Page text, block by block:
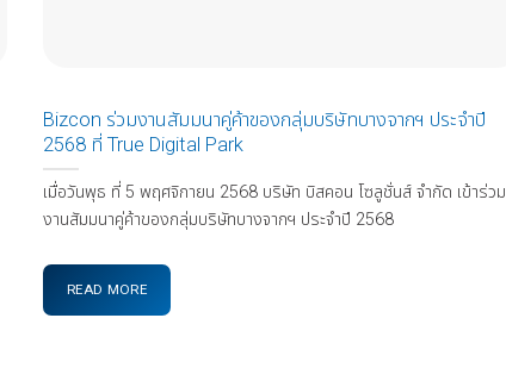
Bizcon ร่วมงานสัมมนาคู่ค้าของกลุ่มบริษัทบางจากฯ ประจำปี
2568 ที่ True Digital Park
เมื่อวันพุธ ที่ 5 พฤศจิกายน 2568 บริษัท บิสคอน โซลูชั่นส์ จำกัด เข้าร่วม
งานสัมมนาคู่ค้าของกลุ่มบริษัทบางจากฯ ประจำปี 2568
READ MORE